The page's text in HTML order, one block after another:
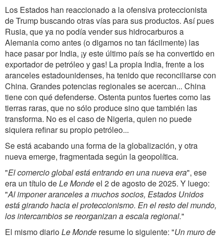
Los Estados han reaccionado a la ofensiva proteccionista
de Trump buscando otras vías para sus productos. Así pues
Rusia, que ya no podía vender sus hidrocarburos a
Alemania como antes (o digamos no tan fácilmente) las
hace pasar por India, ¡y este último país se ha convertido en
exportador de petróleo y gas! La propia India, frente a los
aranceles estadounidenses, ha tenido que reconciliarse con
China. Grandes potencias regionales se acercan... China
tiene con qué defenderse. Ostenta puntos fuertes como las
tierras raras, que no sólo produce sino que también las
transforma. No es el caso de Nigeria, quien no puede
siquiera refinar su propio petróleo...
Se está acabando una forma de la globalización, y otra
nueva emerge, fragmentada según la geopolítica.
"El comercio global está entrando en una nueva era", ese
era un título deLe Mondeel 2 de agosto de 2025. Y luego:
"Al imponer aranceles a muchos socios, Estados Unidos
está girando hacia el proteccionismo. En el resto del mundo,
los intercambiosse reorganizan a escala regional."
El mismo diarioLe Monde resume lo siguiente: "Un muro de